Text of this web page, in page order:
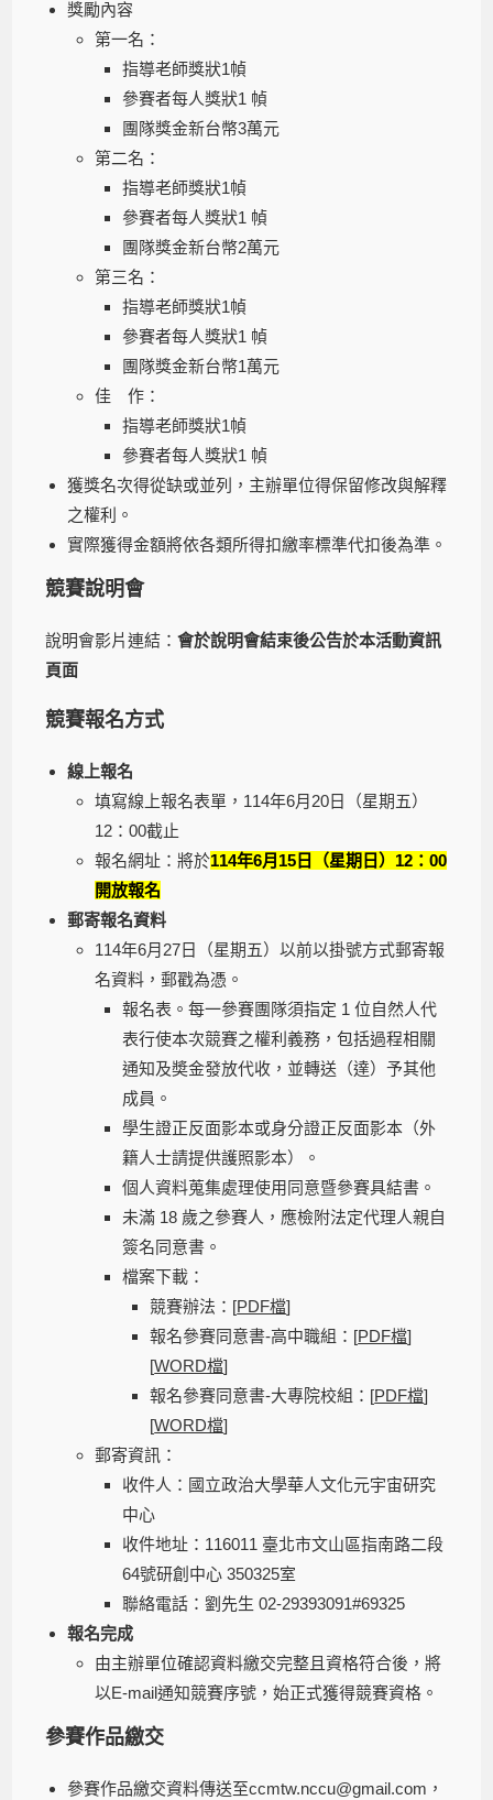
獎勵內容
第一名：
指導老師獎狀1幀
參賽者每人獎狀1 幀
團隊獎金新台幣3萬元
第二名：
指導老師獎狀1幀
參賽者每人獎狀1 幀
團隊獎金新台幣2萬元
第三名：
指導老師獎狀1幀
參賽者每人獎狀1 幀
團隊獎金新台幣1萬元
佳 作：
指導老師獎狀1幀
參賽者每人獎狀1 幀
獲獎名次得從缺或並列，主辦單位得保留修改與解釋
之權利。
實際獲得金額將依各類所得扣繳率標準代扣後為準。
競賽說明會
說明會影片連結：會於說明會結束後公告於本活動資訊
頁面
競賽報名方式
線上報名
填寫線上報名表單，114年6月20日（星期五）
12：00截止
報名網址：將於114年6月15日（星期日）12：00
開放報名
郵寄報名資料
114年6月27日（星期五）以前以掛號方式郵寄報
名資料，郵戳為憑。
報名表。每一參賽團隊須指定 1 位自然人代
表行使本次競賽之權利義務，包括過程相關
通知及奬金發放代收，並轉送（達）予其他
成員。
學生證正反面影本或身分證正反面影本（外
籍人士請提供護照影本）。
個人資料蒐集處理使用同意暨參賽具結書。
未滿 18 歲之參賽人，應檢附法定代理人親自
簽名同意書。
檔案下載：
競賽辦法：[PDF檔]
報名參賽同意書-高中職組：[PDF檔]
[WORD檔]
報名參賽同意書-大專院校組：[PDF檔]
[WORD檔]
郵寄資訊：
收件人：國立政治大學華人文化元宇宙研究
中心
收件地址：116011 臺北市文山區指南路二段
64號研創中心 350325室
聯絡電話：劉先生 02-29393091#69325
報名完成
由主辦單位確認資料繳交完整且資格符合後，將
以E-mail通知競賽序號，始正式獲得競賽資格。
參賽作品繳交
參賽作品繳交資料傳送至ccmtw.nccu@gmail.com，